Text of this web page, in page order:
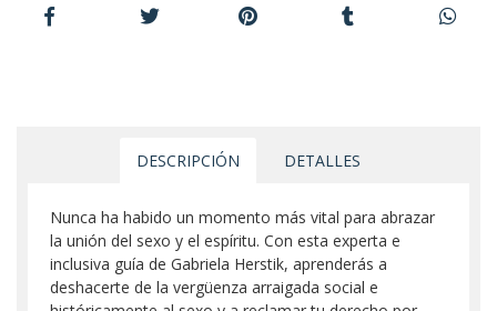
DESCRIPCIÓN DETALLES
Nunca ha habido un momento más vital para abrazar
la unión del sexo y el espíritu. Con esta experta e
inclusiva guía de Gabriela Herstik, aprenderás a
deshacerte de la vergüenza arraigada social e